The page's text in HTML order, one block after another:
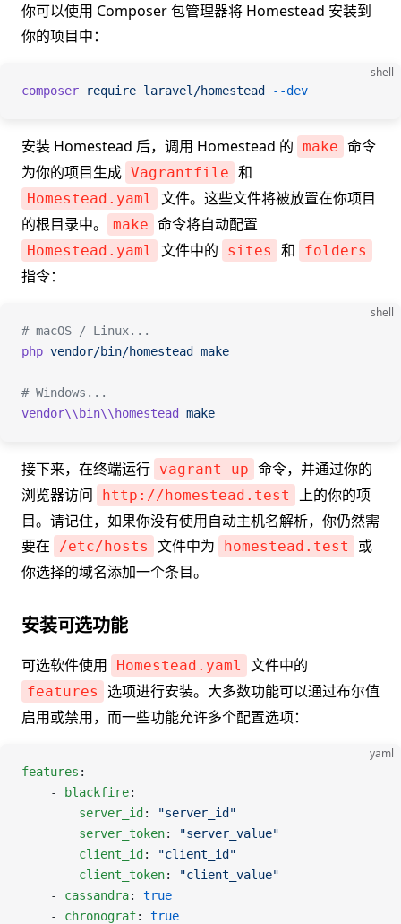
你可以使用 Composer 包管理器将 Homestead 安装到
你的项目中：
shell
composer require laravel/homestead --dev
安装 Homestead 后，调用 Homestead 的 make 命令
为你的项目生成 Vagrantfile 和
Homestead.yaml
文件。这些文件将被放置在你项目
的根目录中。
make 命令将自动配置
Homestead.yaml 文件中的 sites 和 folders
指令：
shell
# macOS / Linux...
php vendor/bin/homestead make
# Windows...
vendor\\bin\\homestead
make
接下来，在终端运行 vagrant up 命令，并通过你的
浏览器访问
http://homestead.test
上的你的项
目。请记住，如果你没有使用自动主机名解析，你仍然需
要在
/etc/hosts 文件中为 homestead.test
或
你选择的域名添加一个条目。
安装可选功能
可选软件使用 Homestead.yaml 文件中的
features
选项进行安装。大多数功能可以通过布尔值
启用或禁用，而一些功能允许多个配置选项：
yaml
features :
    -
blackfire:
        server_id
:
"server_id"
        server_token
:
"server_value"
        client_id
:
"client_id"
        client_token
:
"client_value"
    -
cassandra: true
    -
chronograf: true